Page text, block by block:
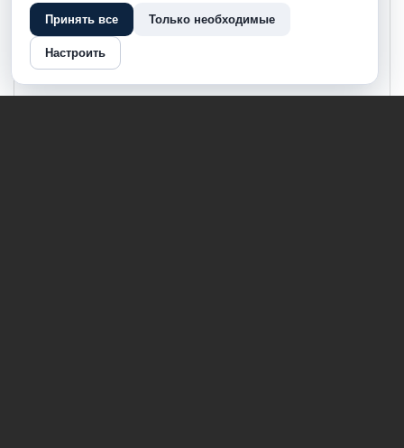
Принять все Только необходимые
Настроить